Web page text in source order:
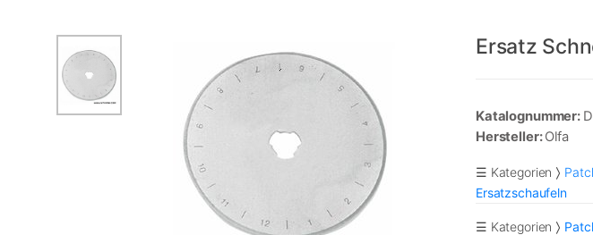
Ersatz
Katalognummer:
Hersteller:Olfa
☰ Kategorien
Ersatzschaufeln
☰ Kategorien